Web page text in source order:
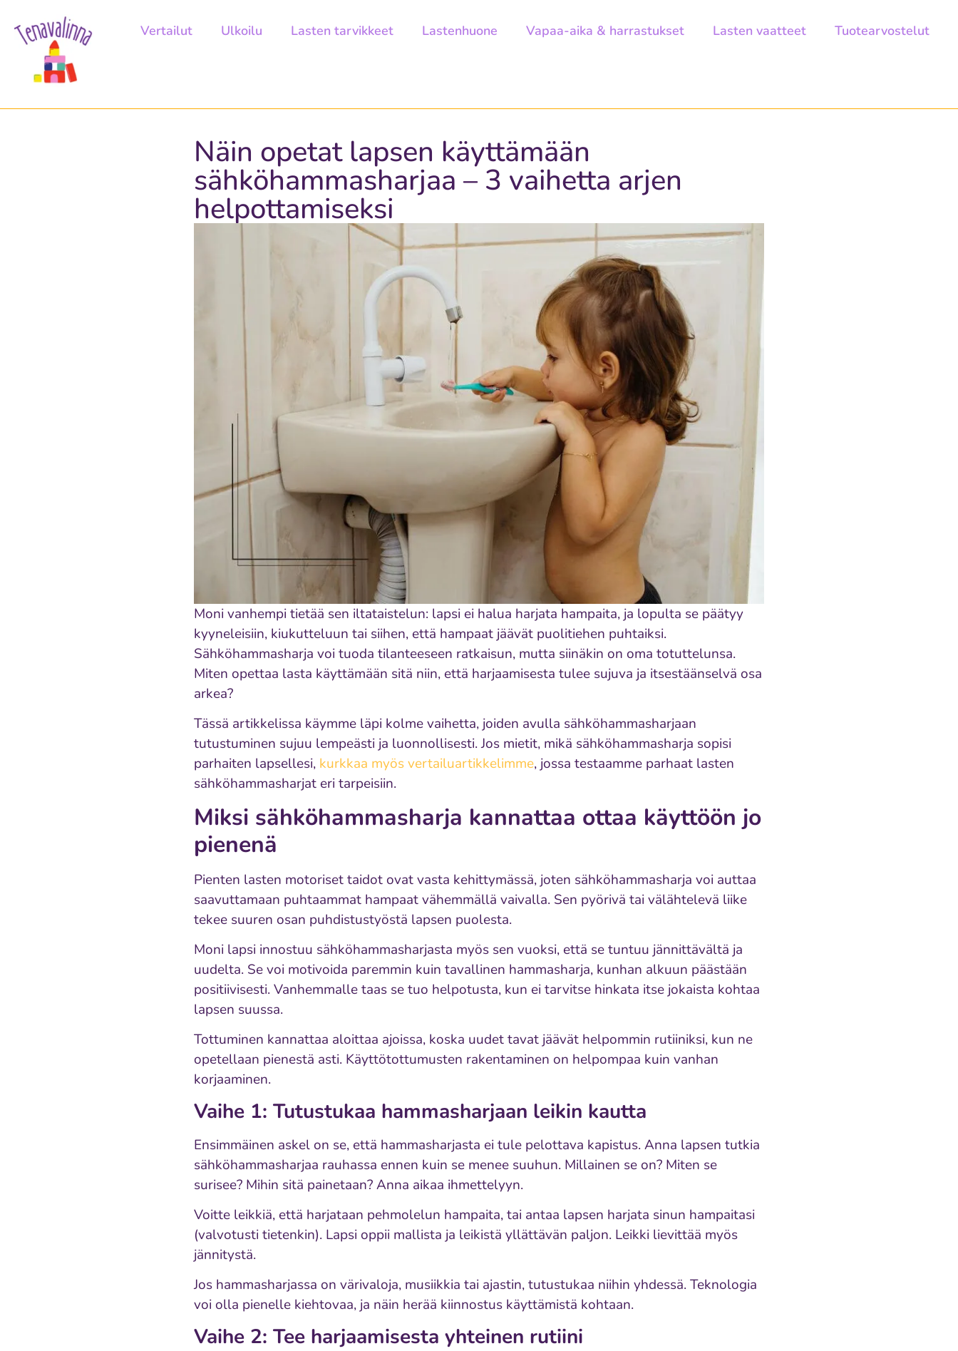
Vertailut Ulkoilu Lasten tarvikkeet Lastenhuone Vapaa-aika & harrastukset Lasten vaatteet Tuotearvostelut
Näin opetat lapsen käyttämään
sähköhammasharjaa – 3 vaihetta arjen
helpottamiseksi
Moni vanhempi tietää sen iltataistelun: lapsi ei halua harjata hampaita, ja lopulta se päätyy
kyyneleisiin, kiukutteluun tai siihen, että hampaat jäävät puolitiehen puhtaiksi.
Sähköhammasharja voi tuoda tilanteeseen ratkaisun, mutta siinäkin on oma totuttelunsa.
Miten opettaa lasta käyttämään sitä niin, että harjaamisesta tulee sujuva ja itsestäänselvä osa
arkea?
Tässä artikkelissa käymme läpi kolme vaihetta, joiden avulla sähköhammasharjaan
tutustuminen sujuu lempeästi ja luonnollisesti. Jos mietit, mikä sähköhammasharja sopisi
parhaiten lapsellesi, kurkkaa myös vertailuartikkelimme, jossa testaamme parhaat lasten
sähköhammasharjat eri tarpeisiin.
Miksi sähköhammasharja kannattaa ottaa käyttöön jo
pienenä
Pienten lasten motoriset taidot ovat vasta kehittymässä, joten sähköhammasharja voi auttaa
saavuttamaan puhtaammat hampaat vähemmällä vaivalla. Sen pyörivä tai välähtelevä liike
tekee suuren osan puhdistustyöstä lapsen puolesta.
Moni lapsi innostuu sähköhammasharjasta myös sen vuoksi, että se tuntuu jännittävältä ja
uudelta. Se voi motivoida paremmin kuin tavallinen hammasharja, kunhan alkuun päästään
positiivisesti. Vanhemmalle taas se tuo helpotusta, kun ei tarvitse hinkata itse jokaista kohtaa
lapsen suussa.
Tottuminen kannattaa aloittaa ajoissa, koska uudet tavat jäävät helpommin rutiiniksi, kun ne
opetellaan pienestä asti. Käyttötottumusten rakentaminen on helpompaa kuin vanhan
korjaaminen.
Vaihe 1: Tutustukaa hammasharjaan leikin kautta
Ensimmäinen askel on se, että hammasharjasta ei tule pelottava kapistus. Anna lapsen tutkia
sähköhammasharjaa rauhassa ennen kuin se menee suuhun. Millainen se on? Miten se
surisee? Mihin sitä painetaan? Anna aikaa ihmettelyyn.
Voitte leikkiä, että harjataan pehmolelun hampaita, tai antaa lapsen harjata sinun hampaitasi
(valvotusti tietenkin). Lapsi oppii mallista ja leikistä yllättävän paljon. Leikki lievittää myös
jännitystä.
Jos hammasharjassa on värivaloja, musiikkia tai ajastin, tutustukaa niihin yhdessä. Teknologia
voi olla pienelle kiehtovaa, ja näin herää kiinnostus käyttämistä kohtaan.
Vaihe 2: Tee harjaamisesta yhteinen rutiini